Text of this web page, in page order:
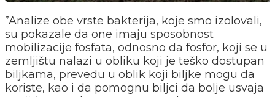
”Analize obe vrste bakterija, koje smo izolovali,
su pokazale da one imaju sposobnost
mobilizacije fosfata, odnosno da fosfor, koji se u
zemljištu nalazi u obliku koji je teško dostupan
biljkama, prevedu u oblik koji biljke mogu da
koriste, kao i da pomognu biljci da bolje usvaja